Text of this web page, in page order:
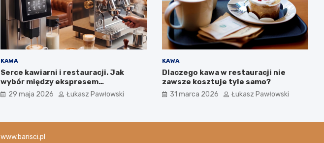
KAWA
Serce kawiarni i restauracji. Jak
wybór między ekspresem
automatycznym a kolbowym wpływa
na jakość w filiżance?
29 maja 2026 Łukasz Pawłowski
KAWA
Dlaczego kawa w restauracji nie
zawsze kosztuje tyle samo?
31 marca 2026 Łukasz Pawłowski
www.barisci.pl